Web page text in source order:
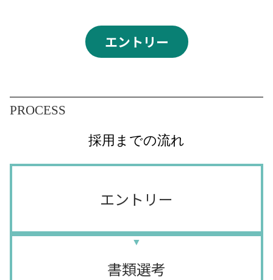
エントリー
PROCESS
採用までの流れ
エントリー
書類選考